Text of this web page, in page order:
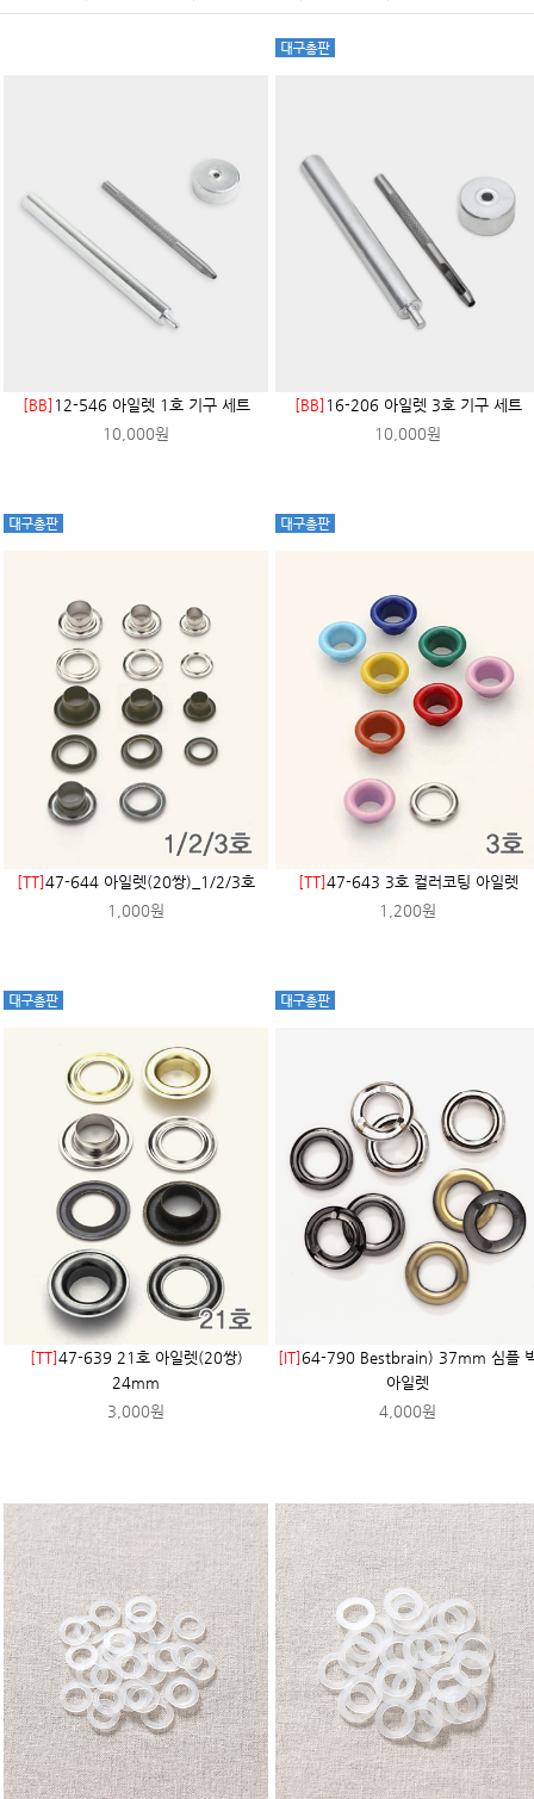
[BB] 12-546 아일렛 1호 기구 세트
10,000원
[BB] 16-206 아일렛 3호 기구 세트
10,000원
[TT]47-644 아일렛(20쌍)_1/2/3호
1,000원
[TT]47-643 3호 컬러코팅 아일렛
1,200원
[TT]47-639 21호 아일렛(20쌍)
24mm
3,000원
[IT]64-790 Bestbrain) 37mm 심플
아일렛
4,000원